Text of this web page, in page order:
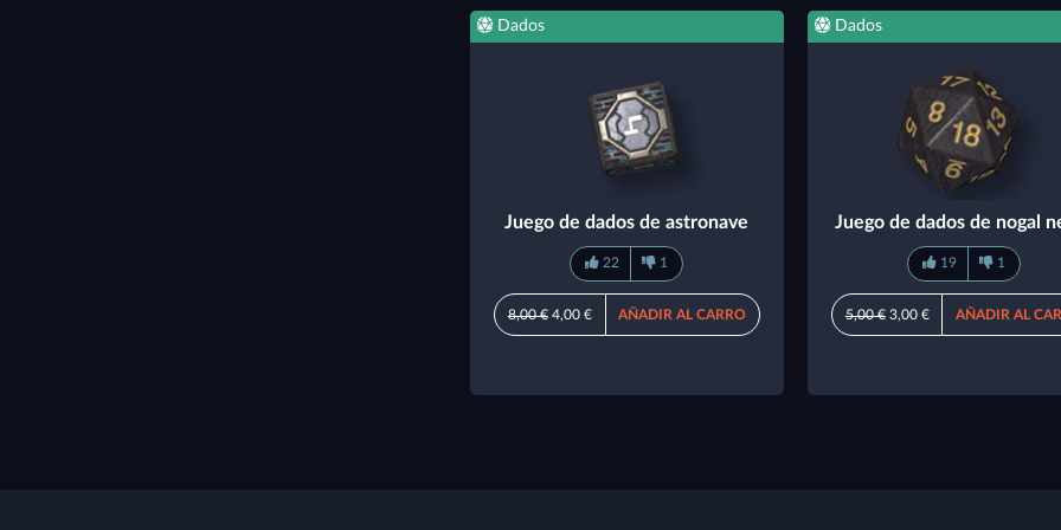
Dados
Juego de dados de astronave
22 1
8,00 €4,00 € AÑADIR AL CARRO
Dados
Juego de dados de nogal
19 1
5,00 €3,00 € AÑADIR AL